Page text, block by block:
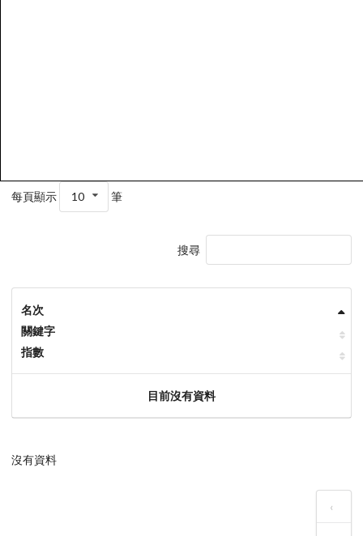
每頁顯示 10 筆
搜尋
名次
關鍵字
指數
目前沒有資料
沒有資料
‹